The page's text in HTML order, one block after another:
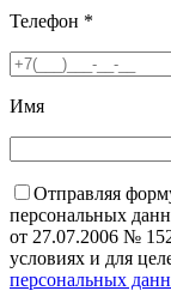
Телефон *
Имя
Отправляя
персональных
от 27.07.2006 №
условиях и для
персональных